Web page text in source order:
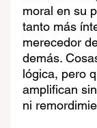
moral en su
tanto más
merecedor
demás.
lógica, pero
amplifican
ni